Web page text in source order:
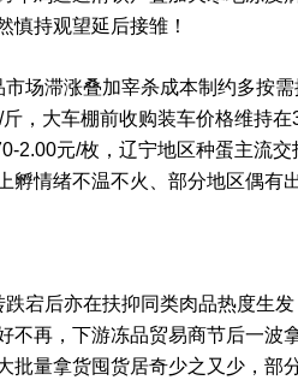
慎持观望延后接雏！
场滞涨叠加宰杀成本制约多按
，大车棚前收购装车价格维持
2.00元/枚，辽宁地区种蛋主流
孵情绪不温不火、部分地区偶有
宕后亦在扶抑同类肉品热度生
不再，下游冻品贸易商节后一波
批量拿货囤货居奇少之又少，部